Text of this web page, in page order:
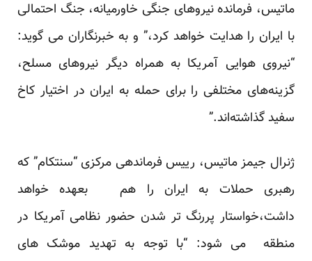
ماتیس، فرمانده نیروهای جنگی خاورمیانه، جنگ احتمالی
با ایران را هدایت خواهد کرد،” و به خبرنگاران می گوید:
“نیروی هوایی آمریکا به همراه دیگر نیروهای مسلح،
گزینه‌های مختلفی را برای حمله به ایران در اختیار کاخ
سفید گذاشته‌اند.”
ژنرال جیمز ماتیس، رییس فرماندهی مرکزی “سنتکام” که
رهبری حملات به ایران را هم بعهده خواهد
داشت،خواستار پررنگ تر شدن حضور نظامی آمریکا در
منطقه می شود: “با توجه به تهدید موشک های